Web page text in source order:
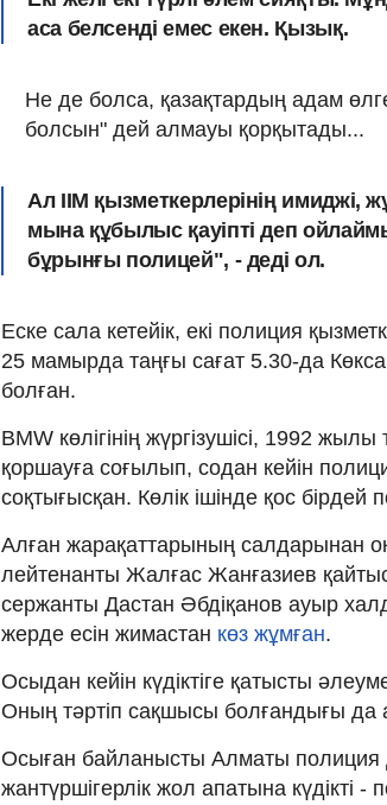
аса белсенді емес екен. Қызық.
Не де болса, қазақтардың адам
болсын" дей алмауы қорқытады...
Ал ІІМ қызметкерлерінің
мына құбылыс қауіпті деп
бұрынғы полицей", - деді ол.
Еске сала кетейік, екі полиция
25 мамырда таңғы сағат 5.30-да
болған.
BMW көлігінің жүргізушісі, 1992
қоршауға соғылып, содан кейін
соқтығысқан. Көлік ішінде қос бірдей
Алған жарақаттарының салдарынан
лейтенанты Жалғас Жанғазиев
сержанты Дастан Әбдіқанов ауыр
жерде есін жимастан көз жұмған.
Осыдан кейін күдіктіге қатысты
Оның тәртіп сақшысы болғандығы да
Осыған байланысты Алматы полиция
жантүршігерлік жол апатына күдікті -